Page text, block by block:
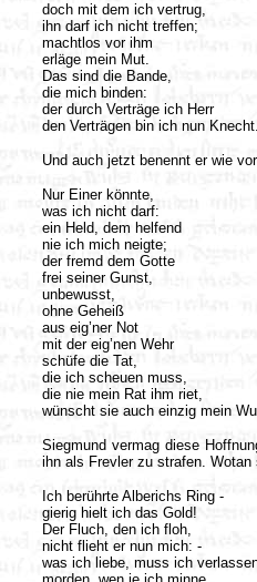
doch mit dem ich vertrug,
ihn darf ich nicht treffen;
machtlos vor ihm
erläge mein Mut.
Das sind die Bande,
die mich binden:
der durch Verträge ich Herr
den Verträgen bin ich nun
Und auch jetzt benennt er wie
Nur Einer könnte,
was ich nicht darf:
ein Held, dem helfend
nie ich mich neigte;
der fremd dem Gotte
frei seiner Gunst,
unbewusst,
ohne Geheiß
aus eig’ner Not
mit der eig’nen Wehr
schüfe die Tat,
die ich scheuen muss,
die nie mein Rat ihm riet,
wünscht sie auch einzig mein
Siegmund vermag diese
ihn als Frevler zu strafen.
Ich berührte Alberichs Ring -
gierig hielt ich das Gold!
Der Fluch, den ich floh,
nicht flieht er nun mich: -
was ich liebe, muss ich